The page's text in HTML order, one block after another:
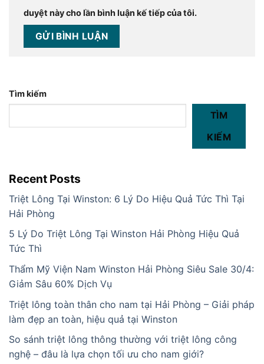
duyệt này cho lần bình luận kế tiếp của tôi.
Tìm kiếm
TÌM
KIẾM
Recent Posts
Triệt Lông Tại Winston: 6 Lý Do Hiệu Quả Tức Thì Tại
Hải Phòng
5 Lý Do Triệt Lông Tại Winston Hải Phòng Hiệu Quả
Tức Thì
Thẩm Mỹ Viện Nam Winston Hải Phòng Siêu Sale 30/4:
Giảm Sâu 60% Dịch Vụ
Triệt lông toàn thân cho nam tại Hải Phòng – Giải pháp
làm đẹp an toàn, hiệu quả tại Winston
So sánh triệt lông thông thường với triệt lông công
nghệ – đâu là lựa chọn tối ưu cho nam giới?